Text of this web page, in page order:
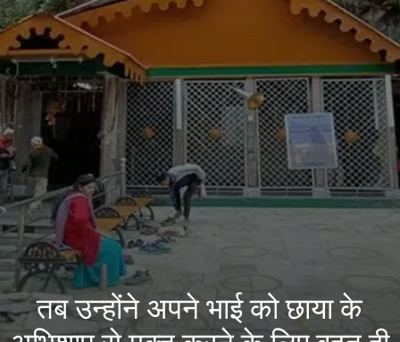
तब उन्होंने अपने भाई को छाया के